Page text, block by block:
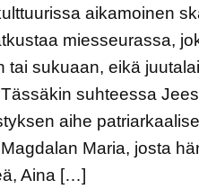
aikamoinen
miesseurassa,
tai sukuaan, eikä
suhteessa
aihe
Maria, josta
Aina […]